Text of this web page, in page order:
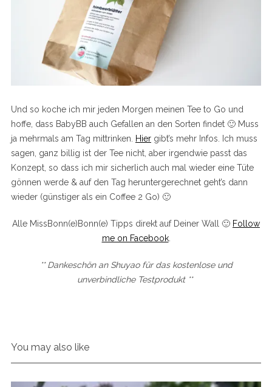
Und so koche ich mir jeden Morgen meinen Tee to Go und
hoffe, dass BabyBB auch Gefallen an den Sorten findet 🙂 Muss
ja mehrmals am Tag mittrinken.
Hiergibt’s mehr Infos. Ich muss
sagen, ganz billig ist der Tee nicht, aber irgendwie passt das
Konzept, so dass ich mir sicherlich auch mal wieder eine Tüte
gönnen werde & auf den Tag heruntergerechnet geht’s dann
wieder (günstiger als ein Coffee 2 Go) 🙂
Alle MissBonn(e)Bonn(e) Tipps direkt auf Deiner Wall 🙂 Follow
me on Facebook.
** Dankeschön an Shuyao für das kostenlose und
unverbindliche Testprodukt **
You may also like